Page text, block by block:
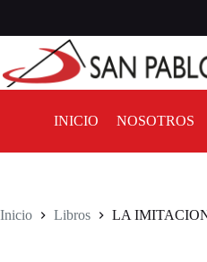
INICIO NOSOTROS
Inicio Libros LA